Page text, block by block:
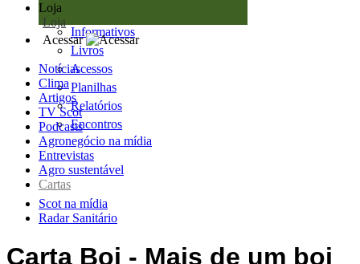
Loja
Loja
Informativos
Livros
Acessos
Planilhas
Relatórios
Encontros
Acessar
Notícias
Clima
Artigos
TV Scot
Podcasts
Agronegócio na mídia
Entrevistas
Agro sustentável
Cartas
Scot na mídia
Radar Sanitário
Carta Boi - Mais de um boi